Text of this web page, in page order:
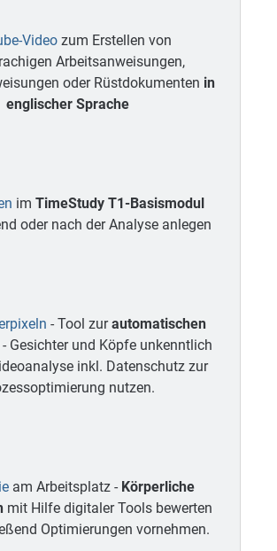
Video zum Erstellen von
Arbeitsanweisungen,
oder Rüstdokumenten in
englischer Sprache
im TimeStudy T1-Basismodul
oder nach der Analyse anlegen
- Tool zurautomatischen
- Gesichter und Köpfe unkenntlich
inkl. Datenschutz zur
nutzen.
am Arbeitsplatz - Körperliche
mit Hilfe digitaler Tools bewerten
Optimierungen vornehmen.